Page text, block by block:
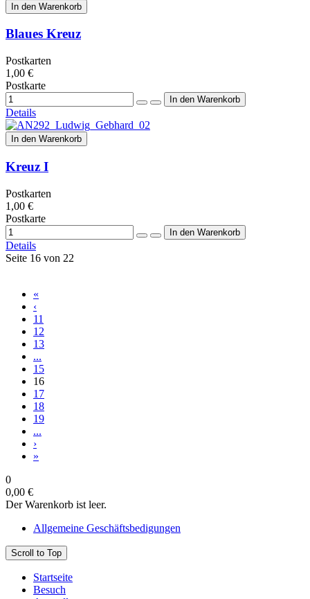
In den Warenkorb
Blaues Kreuz
Postkarten
1,00 €
Postkarte
Details
In den Warenkorb
Kreuz I
Postkarten
1,00 €
Postkarte
Details
Seite 16 von 22
«
‹
11
12
13
...
15
16
17
18
19
...
›
»
0
0,00 €
Der Warenkorb ist leer.
Allgemeine Geschäftsbedigungen
Scroll to Top
Startseite
Besuch